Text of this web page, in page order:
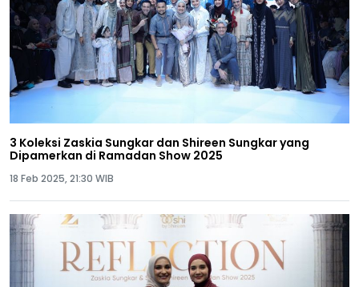
3 Koleksi Zaskia Sungkar dan Shireen Sungkar yang
Dipamerkan di Ramadan Show 2025
18 Feb 2025, 21:30 WIB